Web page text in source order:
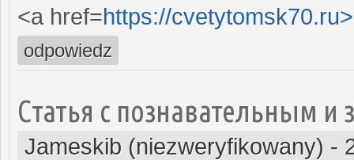
<a href=https://cvetytomsk70.ru>
odpowiedz
Статья с познавательным
Jameskib (niezweryfikowany) -